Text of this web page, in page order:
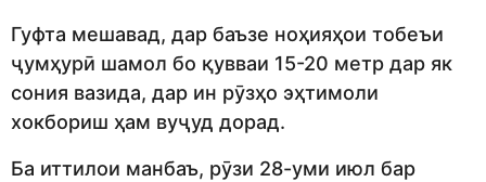
Гуфта мешавад, дар баъзе ноҳияҳои тобеъи
ҷумҳурӣ шамол бо қувваи 15-20 метр дар як
сония вазида, дар ин рӯзҳо эҳтимоли
хокбориш ҳам вуҷуд дорад.
Ба иттилои манбаъ, рӯзи 28-уми июл бар